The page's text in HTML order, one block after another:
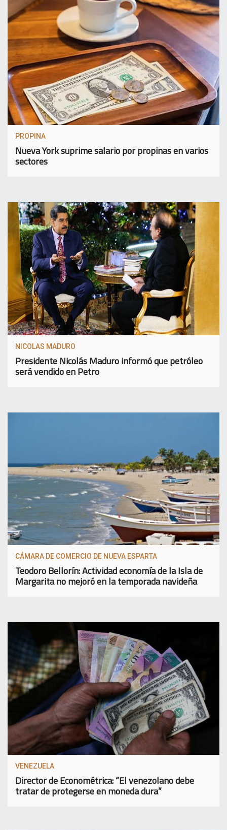
PROPINA
Nueva York suprime salario por propinas en varios
sectores
NICOLAS MADURO
Presidente Nicolás Maduro informó que petróleo
será vendido en Petro
CÁMARA DE COMERCIO DE NUEVA ESPARTA
Teodoro Bellorín: Actividad economía de la Isla de
Margarita no mejoró en la temporada navideña
VENEZUELA
Director de Econométrica: “El venezolano debe
tratar de protegerse en moneda dura”